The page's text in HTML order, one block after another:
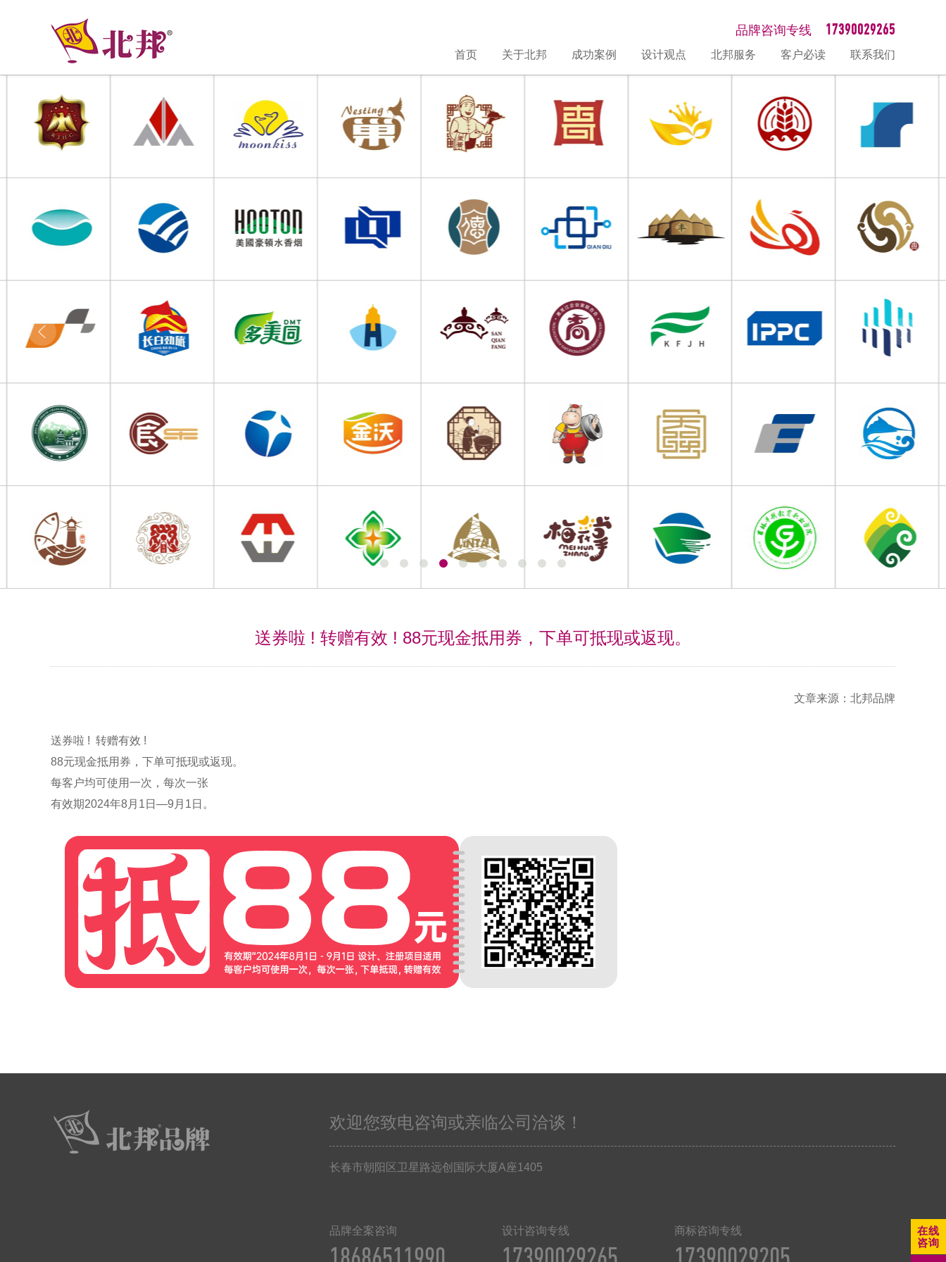
品牌咨询专线 17390029265
首页 关于北邦 成功案例 设计观点 北邦服务 客户必读 联系我们
送券啦 ! 转赠有效 ! 88元现金抵用券，下单可抵现或返现。
文章来源：北邦品牌
送券啦 ! 转赠有效 !
88元现金抵用券，下单可抵现或返现。
每客户均可使用一次，每次一张
有效期2024年8月1日—9月1日。
欢迎您致电咨询或亲临公司洽谈！
长春市朝阳区卫星路远创国际大厦A座1405
品牌全案咨询 设计咨询专线 商标咨询专线
在线
咨询